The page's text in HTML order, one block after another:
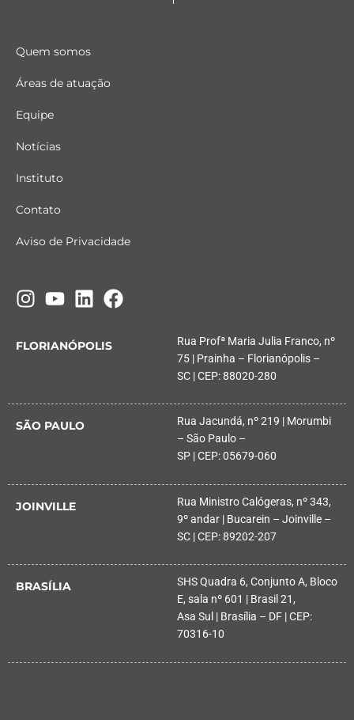
Quem somos
Áreas de atuação
Equipe
Notícias
Instituto
Contato
Aviso de Privacidade
FLORIANÓPOLIS
Rua Profª Maria Julia Franco, nº
75 | Prainha – Florianópolis –
SC | CEP: 88020-280
SÃO PAULO
Rua Jacundá, nº 219 | Morumbi
– São Paulo –
SP | CEP: 05679-060
JOINVILLE
Rua Ministro Calógeras, nº 343,
9º andar | Bucarein – Joinville –
SC | CEP: 89202-207
BRASÍLIA
SHS Quadra 6, Conjunto A, Bloco
E, sala nº 601 | Brasil 21,
Asa Sul | Brasília – DF | CEP:
70316-10